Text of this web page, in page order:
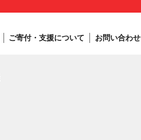
ご寄付・支援について お問い合わせ